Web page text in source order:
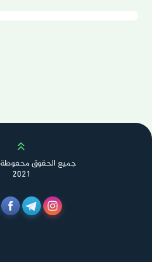
up
جميع الحقوق
2021